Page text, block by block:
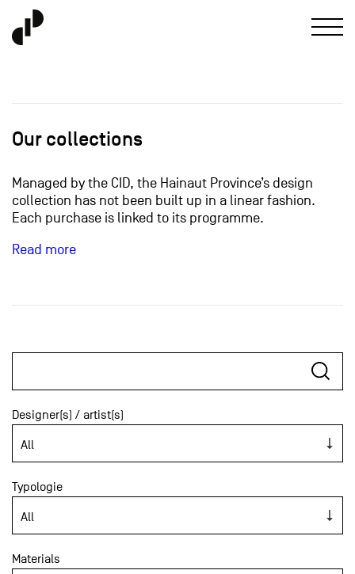
Our collections
Managed by the CID, the Hainaut Province’s design
collection has not been built up in a linear fashion.
Each purchase is linked to its programme.
Read more
Designer(s) / artist(s)
Typologie
Materials